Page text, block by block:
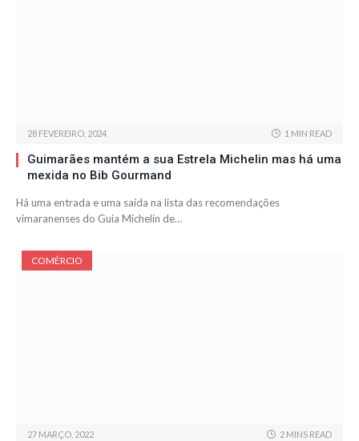
28 FEVEREIRO, 2024 1 MIN READ
Guimarães mantém a sua Estrela Michelin mas há uma
mexida no Bib Gourmand
Há uma entrada e uma saída na lista das recomendações
vimaranenses do Guia Michelin de…
COMÉRCIO
27 MARÇO, 2022 2 MINS READ